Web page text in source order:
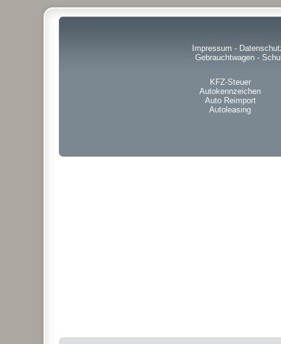
Impressum -
Gebrauchtwagen -
KFZ-Steuer
Autokennzeichen
Auto Reimport
Autoleasing